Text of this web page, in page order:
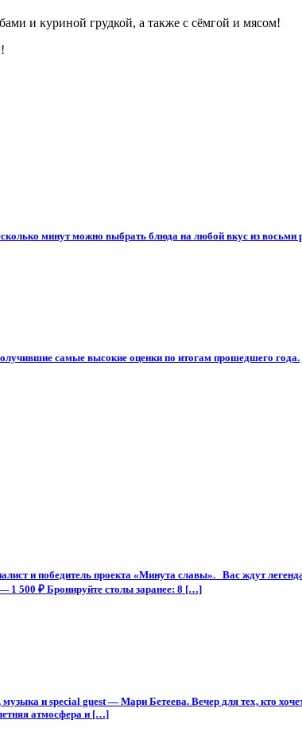
и куриной грудкой, а также с сёмгой и мясом!
минут можно выбрать блюда на любой вкус из восьми
самые высокие оценки по итогам прошедшего года.
и победитель проекта «Минута славы». Вас ждут
1 500 ₽ Бронируйте столы заранее: 8 […]
и special guest — Мари Бетеева. Вечер для тех, кто хочет
атмосфера и […]